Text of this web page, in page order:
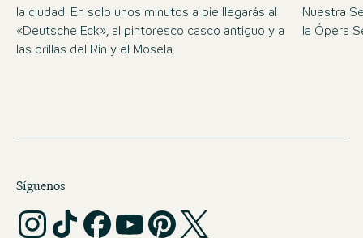
la ciudad. En solo unos minutos a pie llegarás al
«Deutsche Eck», al pintoresco casco antiguo y a
las orillas del Rin y el Mosela.
Nuestra
la Ópera
Síguenos